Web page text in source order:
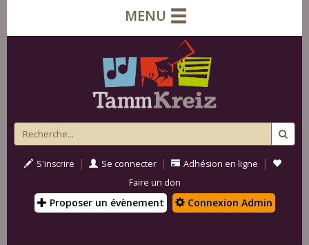
MENU
S'inscrire | Se connecter | Adhésion en ligne |
Faire un don
Proposer un évènement Connexion Admin